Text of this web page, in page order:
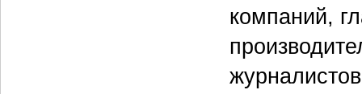
компаний,